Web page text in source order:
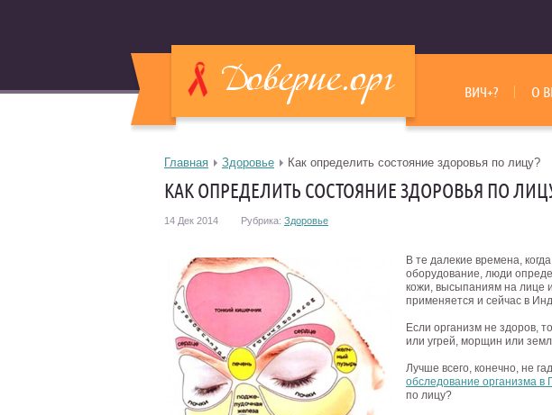
ВИЧ+? О
Главная Здоровье Как определить состояние здоровья по лицу?
КАК ОПРЕДЕЛИТЬ СОСТОЯНИЕ ЗДОРОВЬЯ ПО
14 Дек 2014 Рубрика: Здоровье
В те далекие времена,
оборудование, люди
кожи, высыпаниям на лице
применяется и сейчас в
Если организм не здоров,
или угрей, морщин или
Лучше всего, конечно, не
обследование организма в
по лицу?